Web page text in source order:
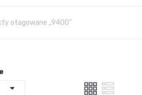
otagowane „9400”